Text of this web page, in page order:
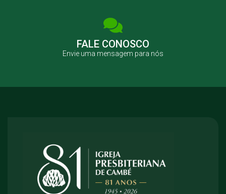
FALE CONOSCO
Envie uma mensagem para nós